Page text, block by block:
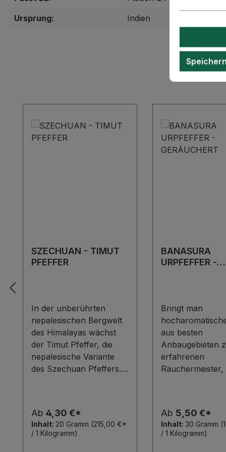
Ursprung:
Indien
SZECHUAN - TIMUT
PFEFFER
In der unberührten
nepalesischen Bergwelt
des Himalayas wächst
der Timut Pfeffer, die
nepalesische Variante
des Szechuan Pfeffers.
Sträuchern wachsenden
Früchte mühsam von
Ab 4,30 €*
Inhalt: 20 Gramm (215,00 €*
/ 1 Kilogramm)
BANASURA
URPFEFFER -
Bringt man
aus besten
Anbaugebieten
erfahrenen
Unser Banasura
Urpfeffer von
Ab 5,50 €*
Inhalt: 30 Gramm
/ 1 Kilogramm)
Speichern